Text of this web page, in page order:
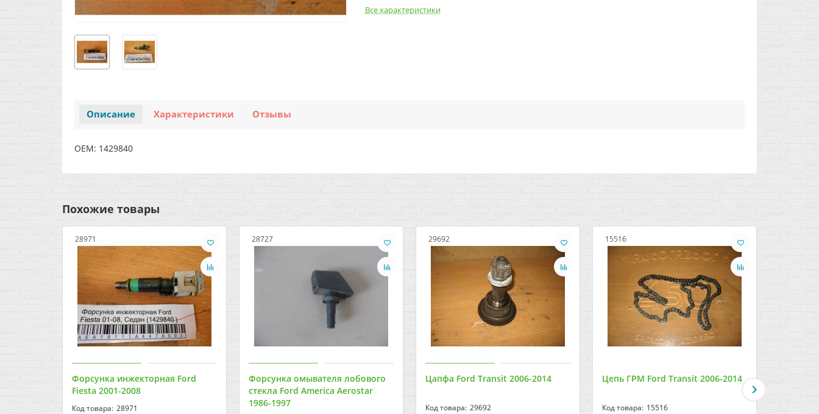
Все характеристики
Описание Характеристики Отзывы
OEM: 1429840
Похожие товары
28971
Форсунка инжекторная Ford
Fiesta 2001-2008
28971
28727
Форсунка омывателя лобового
стекла Ford America Aerostar
1986-1997
29692
Цапфа Ford Transit 2006-2014
29692
15516
Цепь ГРМ Ford Transit 2006-2014
15516